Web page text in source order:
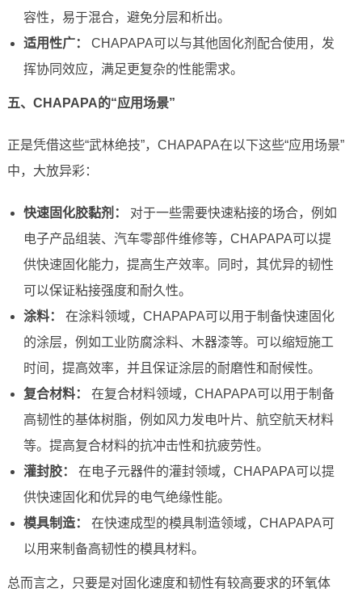
容性，易于混合，避免分层和析出。
适用性广：
CHAPAPA可以与其他固化剂配合使用，发
挥协同效应，满足更复杂的性能需求。
五、CHAPAPA的“应用场景”
正是凭借这些“武林绝技”，CHAPAPA在以下这些“应用场景”
中，大放异彩：
快速固化胶黏剂：
对于一些需要快速粘接的场合，例如
电子产品组装、汽车零部件维修等，CHAPAPA可以提
供快速固化能力，提高生产效率。同时，其优异的韧性
可以保证粘接强度和耐久性。
涂料：
在涂料领域，CHAPAPA可以用于制备快速固化
的涂层，例如工业防腐涂料、木器漆等。可以缩短施工
时间，提高效率，并且保证涂层的耐磨性和耐候性。
复合材料：
在复合材料领域，CHAPAPA可以用于制备
高韧性的基体树脂，例如风力发电叶片、航空航天材料
等。提高复合材料的抗冲击性和抗疲劳性。
灌封胶：
在电子元器件的灌封领域，CHAPAPA可以提
供快速固化和优异的电气绝缘性能。
模具制造：
在快速成型的模具制造领域，CHAPAPA可
以用来制备高韧性的模具材料。
总而言之，只要是对固化速度和韧性有较高要求的环氧体